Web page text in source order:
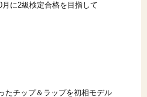
に2級検定合格を目指して
たチップ＆ラップを初相モデル